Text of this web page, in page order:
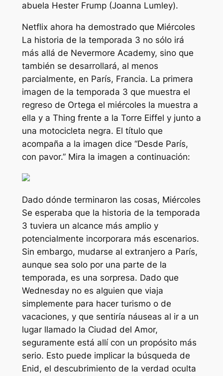
abuela Hester Frump (Joanna Lumley).
Netflix ahora ha demostrado que Miércoles
La historia de la temporada 3 no sólo irá
más allá de Nevermore Academy, sino que
también se desarrollará, al menos
parcialmente, en París, Francia. La primera
imagen de la temporada 3 que muestra el
regreso de Ortega el miércoles la muestra a
ella y a Thing frente a la Torre Eiffel y junto a
una motocicleta negra. El título que
acompaña a la imagen dice “Desde París,
con pavor.”Mira la imagen a continuación:
Dado dónde terminaron las cosas, Miércoles
Se esperaba que la historia de la temporada
3 tuviera un alcance más amplio y
potencialmente incorporara más escenarios.
Sin embargo, mudarse al extranjero a París,
aunque sea solo por una parte de la
temporada, es una sorpresa. Dado que
Wednesday no es alguien que viaja
simplemente para hacer turismo o de
vacaciones, y que sentiría náuseas al ir a un
lugar llamado la Ciudad del Amor,
seguramente está allí con un propósito más
serio. Esto puede implicar la búsqueda de
Enid, el descubrimiento de la verdad oculta